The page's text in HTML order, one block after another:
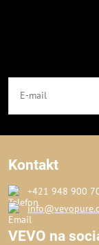
Kontakt
+421 948 900
VEVO na